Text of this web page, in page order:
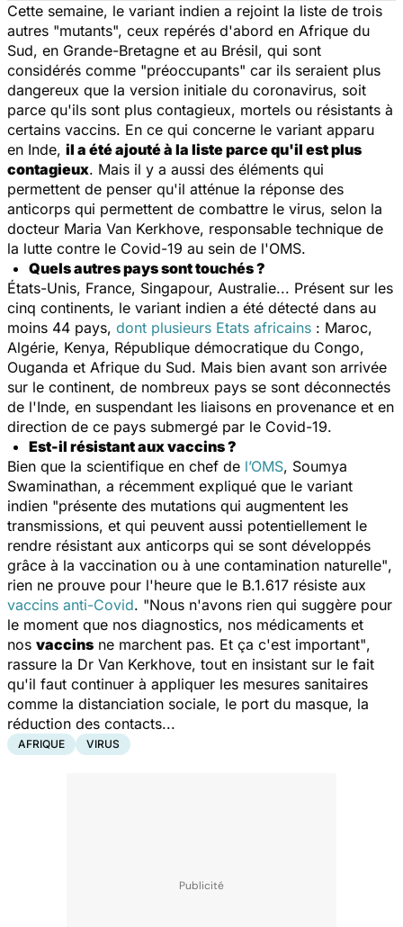
Cette semaine, le variant indien a rejoint la liste de trois
autres "mutants", ceux repérés d'abord en Afrique du
Sud, en Grande-Bretagne et au Brésil, qui sont
considérés comme "préoccupants" car ils seraient plus
dangereux que la version initiale du coronavirus, soit
parce qu'ils sont plus contagieux, mortels ou résistants à
certains vaccins. En ce qui concerne le variant apparu
en Inde, il a été ajouté à la liste parce qu'il est plus
contagieux. Mais il y a aussi des éléments qui
permettent de penser qu'il atténue la réponse des
anticorps qui permettent de combattre le virus, selon la
docteur Maria Van Kerkhove, responsable technique de
la lutte contre le Covid-19 au sein de l'OMS.
Quels autres pays sont touchés ?
États-Unis, France, Singapour, Australie... Présent sur les
cinq continents, le variant indien a été détecté dans au
moins 44 pays, dont plusieurs Etats africains : Maroc,
Algérie, Kenya, République démocratique du Congo,
Ouganda et Afrique du Sud. Mais bien avant son arrivée
sur le continent, de nombreux pays se sont déconnectés
de l'Inde, en suspendant les liaisons en provenance et en
direction de ce pays submergé par le Covid-19.
Est-il résistant aux vaccins ?
Bien que la scientifique en chef de l’OMS, Soumya
Swaminathan, a récemment expliqué que le variant
indien "présente des mutations qui augmentent les
transmissions, et qui peuvent aussi potentiellement le
rendre résistant aux anticorps qui se sont développés
grâce à la vaccination ou à une contamination naturelle",
rien ne prouve pour l'heure que le B.1.617 résiste aux
vaccins anti-Covid. "Nous n'avons rien qui suggère pour
le moment que nos diagnostics, nos médicaments et
nos vaccins ne marchent pas. Et ça c'est important",
rassure la Dr Van Kerkhove, tout en insistant sur le fait
qu'il faut continuer à appliquer les mesures sanitaires
comme la distanciation sociale, le port du masque, la
réduction des contacts...
AFRIQUE VIRUS